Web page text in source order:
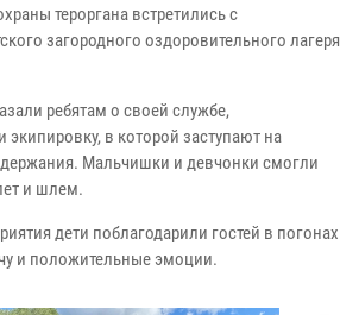
тероргана встретились с
загородного оздоровительного лагеря
ребятам о своей службе,
в которой заступают на
Мальчишки и девчонки смогли
и шлем.
дети поблагодарили гостей в погонах
и положительные эмоции.